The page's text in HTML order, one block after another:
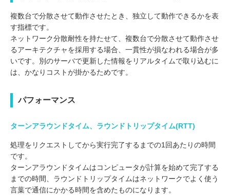
複数台で分散させて動作させたとき、独立して動作できるかを表
す指標です。
ネットワーク分散耐性を持たせて、複数台で分散させて動作させ
るアーキテクチャを採用する場合、一貫性が損なわれる場合が多
いです。別のサーバで更新した情報をリアルタイムで取り込むに
は、かなりコストが掛かるためです。
パフォーマンス
ターンアラウンドタイム、ラウンドトリップタイム(RTT)
処理をリクエストしてから実行完了するまでの1回あたりの時間
です。
ターンアラウンドタイムはコンピュータが計算を始めて完了する
までの時間、ラウンドトリップタイムはネットワークでよく使う
言葉で通信にかかる時間を含めたものになります。